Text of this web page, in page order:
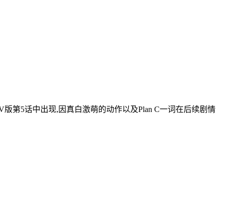
第5话中出现,因真白激萌的动作以及Plan C一词在后续剧情